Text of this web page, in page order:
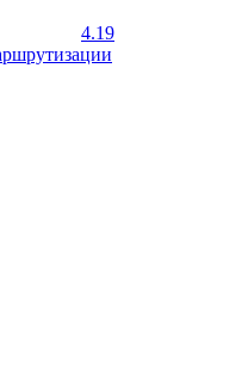
4.19